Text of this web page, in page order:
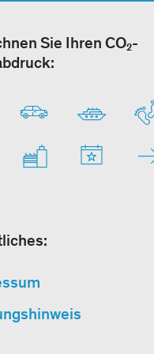
Sie Ihren CO₂-